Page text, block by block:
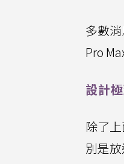
多數
Pro
設計
除了
別是